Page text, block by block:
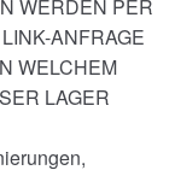
WERDEN PER
ANFRAGE
WELCHEM
LAGER